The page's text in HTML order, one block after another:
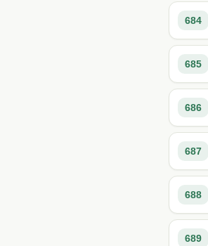
684
685
686
687
688
689